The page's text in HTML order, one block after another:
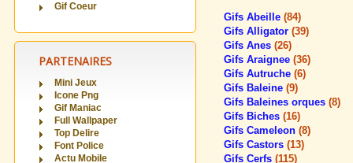
Gif Coeur
PARTENAIRES
Mini Jeux
Icone Png
Gif Maniac
Full Wallpaper
Top Delire
Font Police
Actu Mobile
Gifs Abeille (84)
Gifs Alligator (39)
Gifs Anes (26)
Gifs Araignee (36)
Gifs Autruche (6)
Gifs Baleine (9)
Gifs Baleines orques (8)
Gifs Biches (16)
Gifs Cameleon (8)
Gifs Castors (13)
Gifs Cerfs (115)